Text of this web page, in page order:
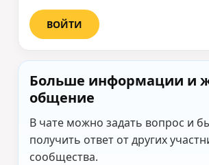
ВОЙТИ
Больше информации и
общение
В чате можно задать вопрос и
получить ответ от других
сообщества.